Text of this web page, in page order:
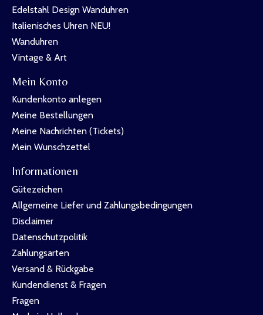
Edelstahl Design Wanduhren
Italienisches Uhren NEU!
Wanduhren
Vintage & Art
Mein Konto
Kundenkonto anlegen
Meine Bestellungen
Meine Nachrichten (Tickets)
Mein Wunschzettel
Informationen
Gütezeichen
Allgemeine Liefer und Zahlungsbedingungen
Disclaimer
Datenschutzpolitik
Zahlungsarten
Versand & Rückgabe
Kundendienst & Fragen
Fragen